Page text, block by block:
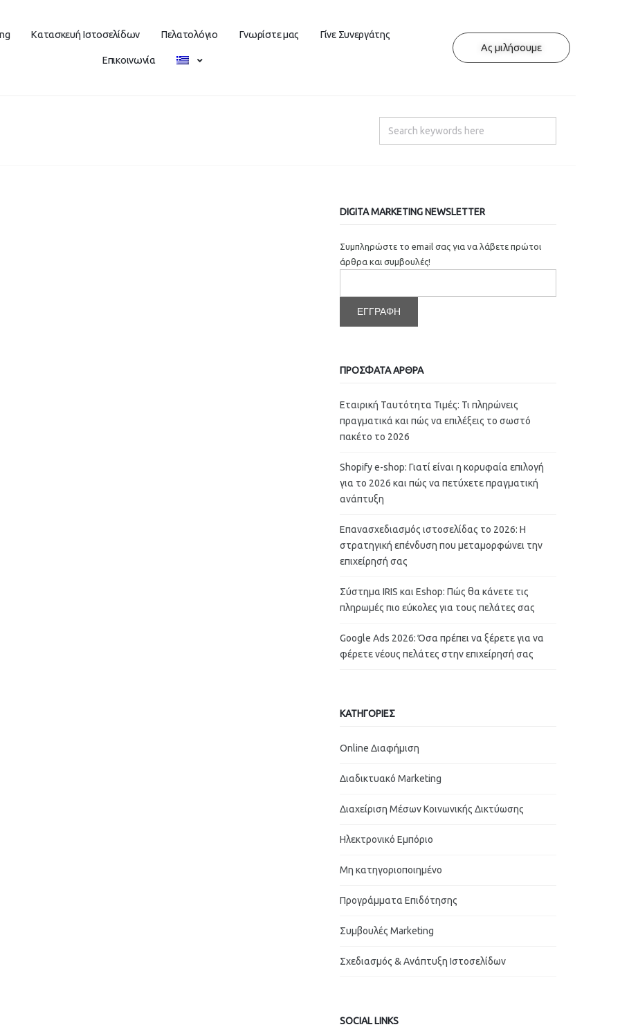
Κατασκευή Ιστοσελίδων Πελατολόγιο Γνωρίστε μας Γίνε Συνεργάτης
Επικοινωνία
Ας μιλήσουμε
DIGITA MARKETING NEWSLETTER
Συμπληρώστε το email σας για να λάβετε πρώτοι
άρθρα και συμβουλές!
ΠΡΟΣΦΑΤΑ ΑΡΘΡΑ
Εταιρική Ταυτότητα Τιμές: Τι πληρώνεις
πραγματικά και πώς να επιλέξεις το σωστό
πακέτο το 2026
Shopify e-shop: Γιατί είναι η κορυφαία επιλογή
για το 2026 και πώς να πετύχετε πραγματική
ανάπτυξη
Επανασχεδιασμός ιστοσελίδας το 2026: Η
στρατηγική επένδυση που μεταμορφώνει την
επιχείρησή σας
Σύστημα IRIS και Eshop: Πώς θα κάνετε τις
πληρωμές πιο εύκολες για τους πελάτες σας
Google Ads 2026: Όσα πρέπει να ξέρετε για να
φέρετε νέους πελάτες στην επιχείρησή σας
ΚΑΤΗΓΟΡΙΕΣ
Online Διαφήμιση
Διαδικτυακό Marketing
Διαχείριση Μέσων Κοινωνικής Δικτύωσης
Ηλεκτρονικό Εμπόριο
Μη κατηγοριοποιημένο
Προγράμματα Επιδότησης
Συμβουλές Marketing
Σχεδιασμός & Ανάπτυξη Ιστοσελίδων
SOCIAL LINKS